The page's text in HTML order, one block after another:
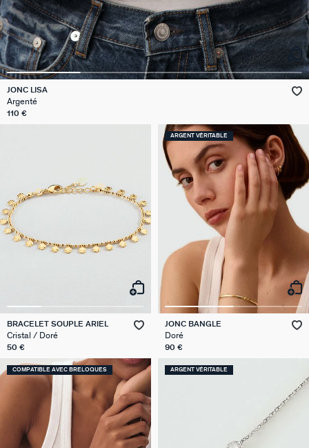
JONC LISA
Argenté
110 €
BRACELET SOUPLE ARIEL
Cristal / Doré
50 €
ARGENT VÉRITABLE
JONC BANGLE
Doré
90 €
COMPATIBLE AVEC BRELOQUES ARGENT VÉRITABLE